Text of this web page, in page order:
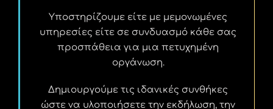
Υποστηρίζουμε είτε με μεμονωμένες
υπηρεσίες είτε σε συνδυασμό κάθε σας
προσπάθεια για μια πετυχημένη
οργάνωση.
Δημιουργούμε τις ιδανικές συνθήκες
ώστε να υλοποιήσετε την εκδήλωση, την